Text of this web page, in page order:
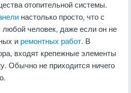
отопительной системы.
настолько просто, что с
любой человек, даже если он не
и ремонтных работ. В
входят крепежные элементы
Обычно не приходится ничего